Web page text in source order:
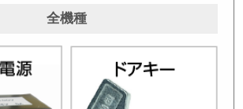
全機種